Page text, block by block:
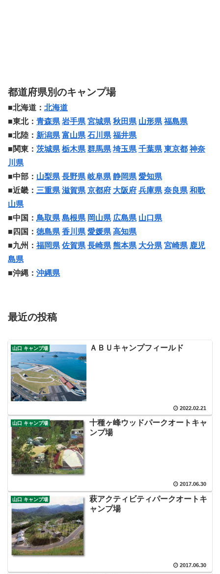
都道府県別のキャンプ場
■北海道： 北海道
■東北： 青森県 岩手県 宮城県 秋田県 山形県 福島県
■北陸： 新潟県 富山県 石川県 福井県
■関東： 茨城県 栃木県 群馬県 埼玉県 千葉県 東京都 神奈
川県
■中部： 山梨県 長野県 岐阜県 静岡県 愛知県
■近畿： 三重県 滋賀県 京都府 大阪府 兵庫県 奈良県 和歌
山県
■中国： 鳥取県 島根県 岡山県 広島県 山口県
■四国： 徳島県 香川県 愛媛県 高知県
■九州： 福岡県 佐賀県 長崎県 熊本県 大分県 宮崎県 鹿児
島県
■沖縄： 沖縄県
最近の投稿
山口 キャンプ場 ＡＢＵキャンプフィールド
2022.02.21
山口 キャンプ場
十種ヶ峰ウッドパークオートキャ
ンプ場
2017.06.30
山口 キャンプ場
萩アクティビティパークオートキ
ャンプ場
2017.06.30